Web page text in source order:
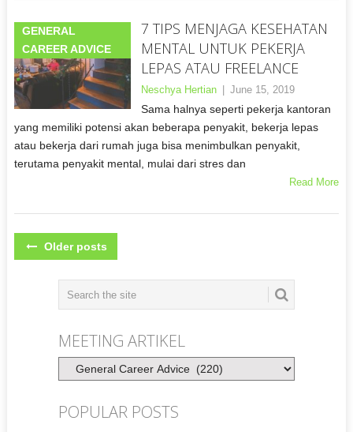
GENERAL
CAREER ADVICE
7 TIPS MENJAGA KESEHATAN
MENTAL UNTUK PEKERJA
LEPAS ATAU FREELANCE
Neschya Hertian June 15, 2019
Sama halnya seperti pekerja kantoran
yang memiliki potensi akan beberapa penyakit, bekerja lepas
atau bekerja dari rumah juga bisa menimbulkan penyakit,
terutama penyakit mental, mulai dari stres dan
Read More
POSTS
Older posts
MEETING ARTIKEL
Meeting
Artikel
POPULAR POSTS